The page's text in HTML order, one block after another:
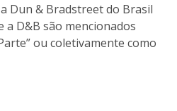
Dun & Bradstreet do Brasil
a D&B são mencionados
ou coletivamente como